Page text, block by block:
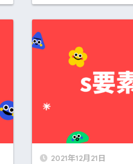
2021年12月21日